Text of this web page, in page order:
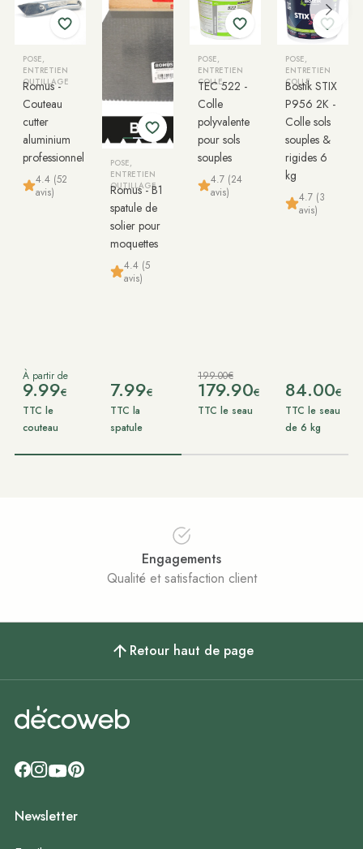
POSE,
ENTRETIEN
OUTILLAGE
Romus -
Couteau
cutter
aluminium
professionnel
4.4 (52
avis)
À partir de
9.99€
TTC le
couteau
POSE,
ENTRETIEN
OUTILLAGE
Romus - B1
spatule de
solier pour
moquettes
4.4 (5
avis)
7.99€
TTC la
spatule
POSE,
ENTRETIEN
COLLE
TEC 522 -
Colle
polyvalente
pour sols
souples
4.7 (24
avis)
199.00€
179.90€
TTC le seau
POSE,
ENTRETIEN
COLLE
Bostik STIX
P956 2K -
Colle sols
souples &
rigides 6
kg
4.7 (3
avis)
84.00€
TTC le seau
de 6 kg
Engagements
Qualité et satisfaction client
Retour haut de page
Newsletter